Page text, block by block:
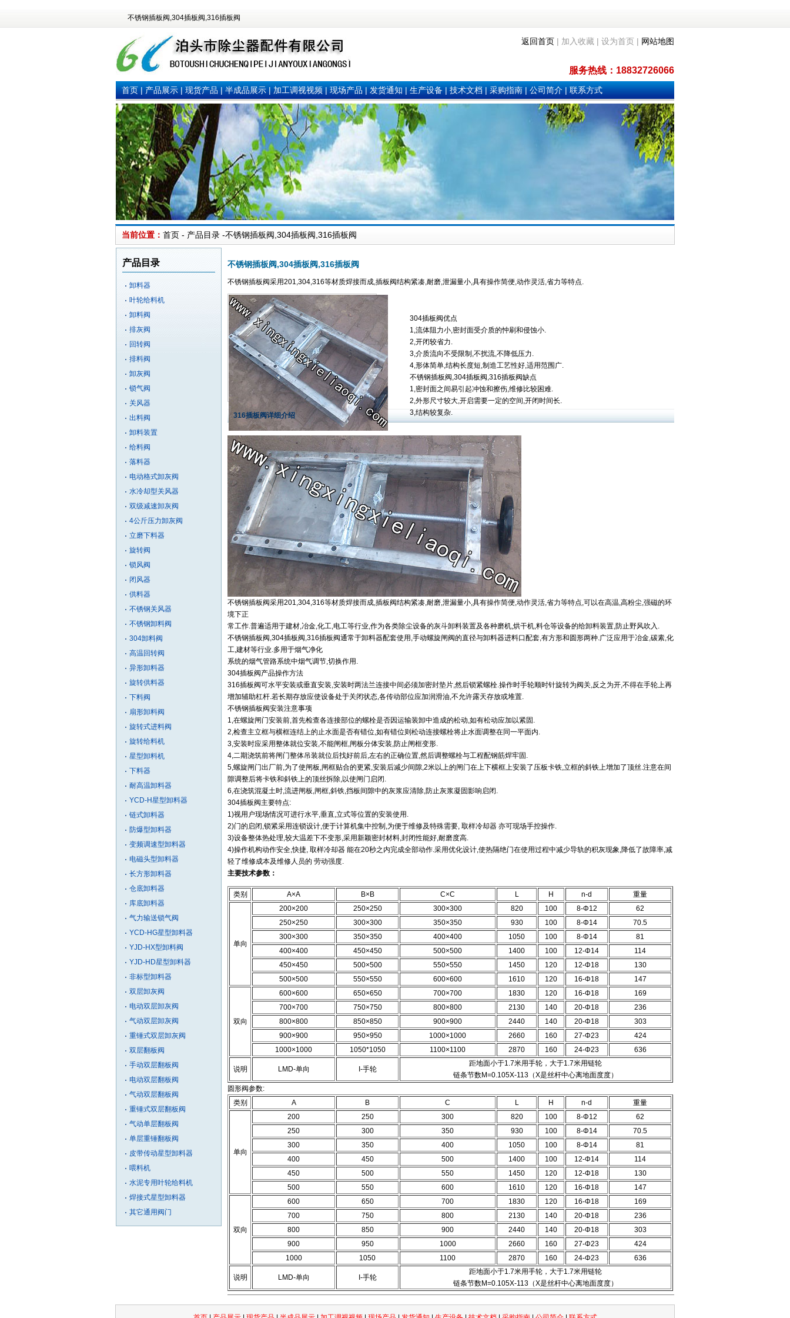
不锈钢插板阀,304插板阀,316插板阀
返回首页 | 加入收藏 | 设为首页 | 网站地图
服务热线：18832726066
首页|产品展示|现货产品|半成品展示|加工调视视频|现场产品|发货通知|生产设备|技术文档|采购指南|公司简介|联系方式
当前位置： 首页 - 产品目录 -不锈钢插板阀,304插板阀,316插板阀
产品目录
卸料器
叶轮给料机
卸料阀
排灰阀
回转阀
排料阀
卸灰阀
锁气阀
关风器
出料阀
卸料装置
给料阀
落料器
电动格式卸灰阀
水冷却型关风器
双级减速卸灰阀
4公斤压力卸灰阀
立磨下料器
旋转阀
锁风阀
闭风器
供料器
不锈钢关风器
不锈钢卸料阀
304卸料阀
高温回转阀
异形卸料器
旋转供料器
下料阀
扇形卸料阀
旋转式进料阀
旋转给料机
星型卸料机
下料器
耐高温卸料器
YCD-H星型卸料器
链式卸料器
防爆型卸料器
变频调速型卸料器
电磁头型卸料器
长方形卸料器
仓底卸料器
库底卸料器
气力输送锁气阀
YCD-HG星型卸料器
YJD-HX型卸料阀
YJD-HD星型卸料器
非标型卸料器
双层卸灰阀
电动双层卸灰阀
气动双层卸灰阀
重锤式双层卸灰阀
双层翻板阀
手动双层翻板阀
电动双层翻板阀
气动双层翻板阀
重锤式双层翻板阀
气动单层翻板阀
单层重锤翻板阀
皮带传动星型卸料器
喂料机
水泥专用叶轮给料机
焊接式星型卸料器
其它通用阀门
不锈钢插板阀,304插板阀,316插板阀
不锈钢插板阀采用201,304,316等材质焊接而成,插板阀结构紧凑,耐磨,泄漏量小,具有操作简便,动作灵活,省力等特点.
304插板阀优点
1,流体阻力小,密封面受介质的忡刷和侵蚀小.
2,开闭较省力.
3,介质流向不受限制,不扰流,不降低压力.
4,形体简单,结构长度短,制造工艺性好,适用范围广.
不锈钢插板阀,304插板阀,316插板阀缺点
1,密封面之间易引起冲蚀和擦伤,维修比较困难.
2,外形尺寸较大,开启需要一定的空间,开闭时间长.
3,结构较复杂.
316插板阀详细介绍
不锈钢插板阀采用201,304,316等材质焊接而成,插板阀结构紧凑,耐磨,泄漏量小,具有操作简便,动作灵活,省力等特点,可以在高温,高粉尘,强磁的环
境下正
常工作.普遍适用于建材,冶金,化工,电工等行业,作为各类除尘设备的灰斗卸料装置及各种磨机,烘干机,料仓等设备的给卸料装置,防止野风吹入.
不锈钢插板阀,304插板阀,316插板阀通常于卸料器配套使用,手动螺旋闸阀的直径与卸料器进料口配套,有方形和圆形两种.广泛应用于冶金,碳素,化
工,建材等行业.多用于烟气净化
系统的烟气管路系统中烟气调节,切换作用.
304插板阀产品操作方法
316插板阀可水平安装或垂直安装,安装时两法兰连接中间必须加密封垫片,然后锁紧螺栓.操作时手轮顺时针旋转为阀关,反之为开,不得在手轮上再
增加辅助杠杆.若长期存放应使设备处于关闭状态,各传动部位应加润滑油,不允许露天存放或堆置.
不锈钢插板阀安装注意事项
1,在螺旋闸门安装前,首先检查各连接部位的螺栓是否因运输装卸中造成的松动,如有松动应加以紧固.
2,检查主立框与横框连结上的止水面是否有错位,如有错位则松动连接螺栓将止水面调整在同一平面内.
3,安装时应采用整体就位安装,不能闸框,闸板分体安装,防止闸框变形.
4,二期浇筑前将闸门整体吊装就位后找好前后,左右的正确位置,然后调整螺栓与工程配钢筋焊牢固.
5,螺旋闸门出厂前,为了使闸板,闸框贴合的更紧,安装后减少间隙,2米以上的闸门在上下横框上安装了压板卡铁,立框的斜铁上增加了顶丝.注意在间
隙调整后将卡铁和斜铁上的顶丝拆除,以使闸门启闭.
6,在浇筑混凝土时,流进闸板,闸框,斜铁,挡板间隙中的灰浆应清除,防止灰浆凝固影响启闭.
304插板阀主要特点:
1)视用户现场情况可进行水平,垂直,立式等位置的安装使用.
2)门的启闭,锁紧采用连锁设计,便于计算机集中控制,为便于维修及特殊需要, 取样冷却器 亦可现场手控操作.
3)设备整体热处理,较大温差下不变形,采用新颖密封材料,封闭性能好,耐磨度高.
4)操作机构动作安全,快捷, 取样冷却器 能在20秒之内完成全部动作.采用优化设计,使热隔绝门在使用过程中减少导轨的积灰现象,降低了故障率,减
轻了维修成本及维修人员的 劳动强度.
主要技术参数：
类别 A×A B×B C×C L H n-d 重量
单向
200×200 250×250 300×300 820 100 8-Φ12
62
250×250
300×300 350×350 930 100 8-Φ14
70.5
300×300
350×350 400×400 1050 100 8-Φ14
81
400×400
450×450 500×500 1400 100 12-Φ14
114
450×450
500×500 550×550 1450 120 12-Φ18
130
500×500
550×550 600×600 1610 120 16-Φ18 147
双向
600×600 650×650 700×700 1830 120 16-Φ18
169
700×700
750×750 800×800 2130 140 20-Φ18
236
800×800
850×850 900×900 2440 140 20-Φ18
303
900×900
950×950 1000×1000 2660 160 27-Φ23
424
1000×1000
1050*1050 1100×1100 2870 160 24-Φ23 636
说明 LMD-单向 I-手轮
距地面小于1.7米用手轮，大于1.7米用链轮
链条节数M=0.105X-113（X是丝杆中心离地面度度）
圆形阀参数:
类别
A B C L H n-d 重量
单向
200 250 300 820 100 8-Φ12
62
250
300 350 930 100 8-Φ14
70.5
300
350 400 1050 100 8-Φ14
81
400
450 500 1400 100 12-Φ14
114
450
500 550 1450 120 12-Φ18
130
500
550 600 1610 120 16-Φ18 147
双向
600 650 700 1830 120 16-Φ18
169
700
750 800 2130 140 20-Φ18
236
800
850 900 2440 140 20-Φ18
303
900
950 1000 2660 160 27-Φ23
424
1000
1050 1100 2870 160 24-Φ23 636
说明 LMD-单向 I-手轮
距地面小于1.7米用手轮，大于1.7米用链轮
链条节数M=0.105X-113（X是丝杆中心离地面度度）